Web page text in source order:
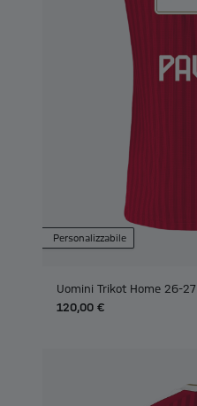
Personalizzabile
Uomini Trikot Home 26-27
120,00 €